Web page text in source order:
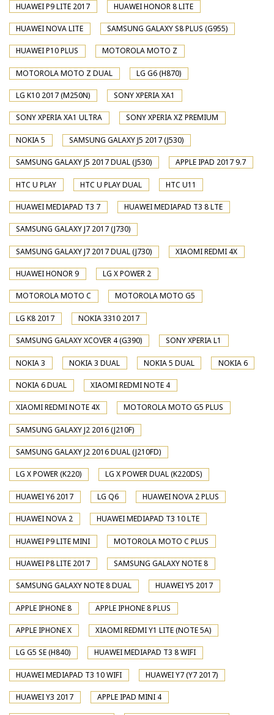
HUAWEI P9 LITE 2017 HUAWEI HONOR 8 LITE
HUAWEI NOVA LITE SAMSUNG GALAXY S8 PLUS (G955)
HUAWEI P10 PLUS MOTOROLA MOTO Z
MOTOROLA MOTO Z DUAL LG G6 (H870)
LG K10 2017 (M250N) SONY XPERIA XA1
SONY XPERIA XA1 ULTRA SONY XPERIA XZ PREMIUM
NOKIA 5 SAMSUNG GALAXY J5 2017 (J530)
SAMSUNG GALAXY J5 2017 DUAL (J530) APPLE IPAD 2017 9.7
HTC U PLAY HTC U PLAY DUAL HTC U11
HUAWEI MEDIAPAD T3 7 HUAWEI MEDIAPAD T3 8 LTE
SAMSUNG GALAXY J7 2017 (J730)
SAMSUNG GALAXY J7 2017 DUAL (J730) XIAOMI REDMI 4X
HUAWEI HONOR 9 LG X POWER 2
MOTOROLA MOTO C MOTOROLA MOTO G5
LG K8 2017 NOKIA 3310 2017
SAMSUNG GALAXY XCOVER 4 (G390) SONY XPERIA L1
NOKIA 3 NOKIA 3 DUAL NOKIA 5 DUAL NOKIA 6
NOKIA 6 DUAL XIAOMI REDMI NOTE 4
XIAOMI REDMI NOTE 4X MOTOROLA MOTO G5 PLUS
SAMSUNG GALAXY J2 2016 (J210F)
SAMSUNG GALAXY J2 2016 DUAL (J210FD)
LG X POWER (K220) LG X POWER DUAL (K220DS)
HUAWEI Y6 2017 LG Q6 HUAWEI NOVA 2 PLUS
HUAWEI NOVA 2 HUAWEI MEDIAPAD T3 10 LTE
HUAWEI P9 LITE MINI MOTOROLA MOTO C PLUS
HUAWEI P8 LITE 2017 SAMSUNG GALAXY NOTE 8
SAMSUNG GALAXY NOTE 8 DUAL HUAWEI Y5 2017
APPLE IPHONE 8 APPLE IPHONE 8 PLUS
APPLE IPHONE X XIAOMI REDMI Y1 LITE (NOTE 5A)
LG G5 SE (H840) HUAWEI MEDIAPAD T3 8 WIFI
HUAWEI MEDIAPAD T3 10 WIFI HUAWEI Y7 (Y7 2017)
HUAWEI Y3 2017 APPLE IPAD MINI 4